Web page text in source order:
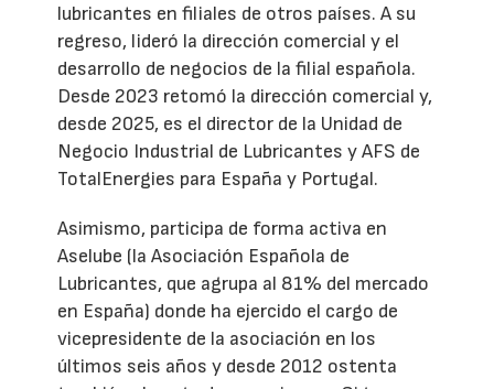
lubricantes en filiales de otros países. A su
regreso, lideró la dirección comercial y el
desarrollo de negocios de la filial española.
Desde 2023 retomó la dirección comercial y,
desde 2025, es el director de la Unidad de
Negocio Industrial de Lubricantes y AFS de
TotalEnergies para España y Portugal.
Asimismo, participa de forma activa en
Aselube (la Asociación Española de
Lubricantes, que agrupa al 81% del mercado
en España) donde ha ejercido el cargo de
vicepresidente de la asociación en los
últimos seis años y desde 2012 ostenta